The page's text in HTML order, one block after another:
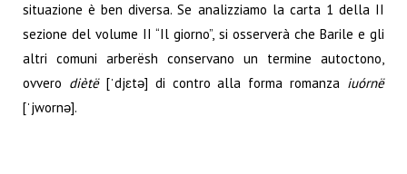
situazione è ben diversa. Se analizziamo la carta 1 della II
sezione del volume II “Il giorno”, si osserverà che Barile e gli
altri comuni arberësh conservano un termine autoctono,
ovvero diètë[ˈdjɛtə] di contro alla forma romanza iuórnë
[ˈjwornə].